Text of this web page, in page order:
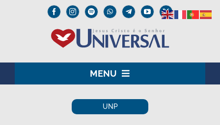
MENU
UNP